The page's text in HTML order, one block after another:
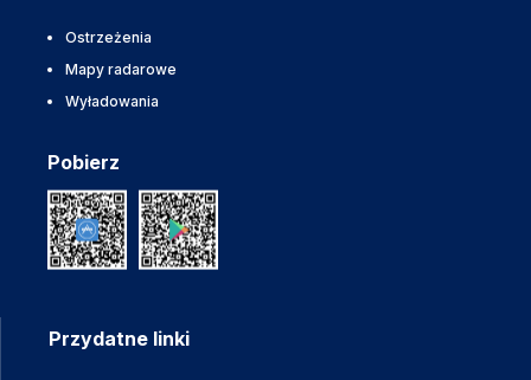
Ostrzeżenia
Mapy radarowe
Wyładowania
Pobierz
Przydatne linki